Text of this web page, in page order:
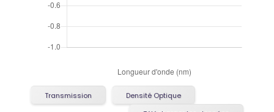
Transmission
Densité Optique